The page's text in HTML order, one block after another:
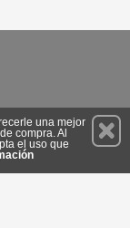
Suscríbete
una mejor
compra. Al
el uso que